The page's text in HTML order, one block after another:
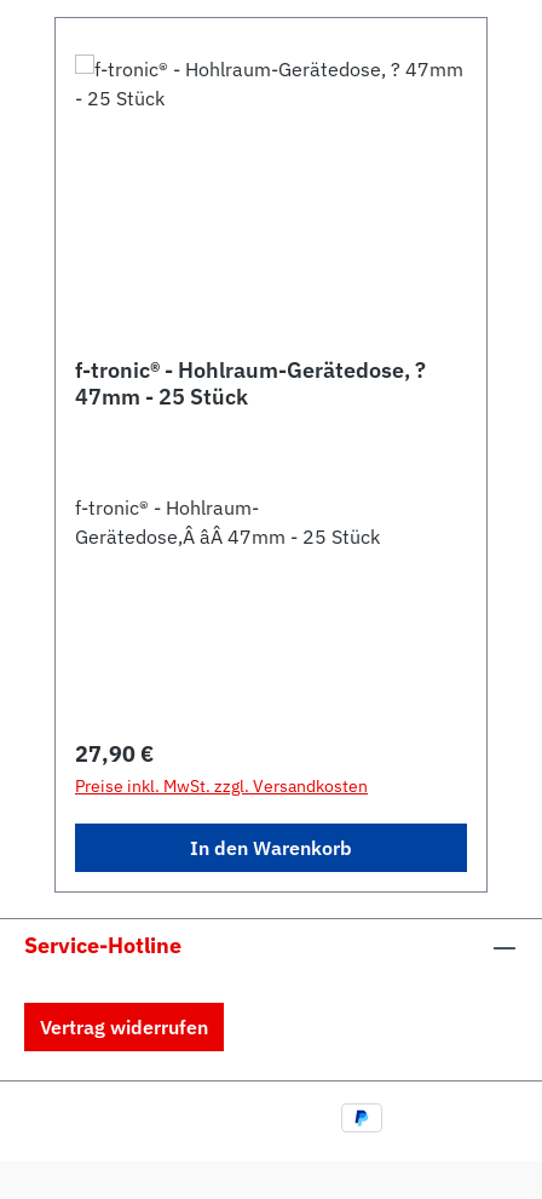
f-tronic® - Hohlraum-Gerätedose, ?
47mm - 25 Stück
f-tronic® - Hohlraum-
Gerätedose,Â âÂ 47mm - 25 Stück
Regulärer Preis:
27,90 €
Preise inkl. MwSt. zzgl. Versandkosten
In den Warenkorb
Service-Hotline
Vertrag widerrufen